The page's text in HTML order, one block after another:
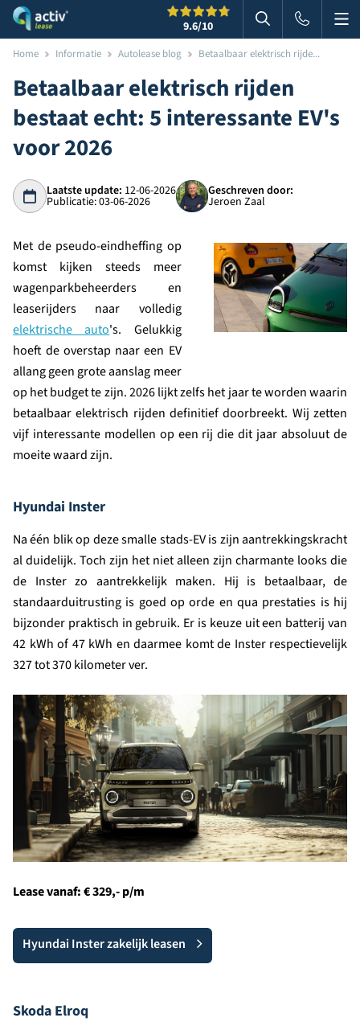
9.6/10 Zoeken in
Home Informatie Autolease blog Betaalbaar elektrisch rijde...
Betaalbaar elektrisch rijden
bestaat echt: 5 interessante EV's
voor 2026
Laatste update: 12-06-2026
Publicatie: 03-06-2026
Geschreven door:
Jeroen Zaal
Met de pseudo-eindheffing op
komst kijken steeds meer
wagenparkbeheerders en
leaserijders naar volledig
elektrische auto's. Gelukkig
hoeft de overstap naar een EV
allang geen grote aanslag meer
op het budget te zijn. 2026 lijkt zelfs het jaar te worden waarin
betaalbaar elektrisch rijden definitief doorbreekt. Wij zetten
vijf interessante modellen op een rij die dit jaar absoluut de
moeite waard zijn.
Hyundai Inster
Na één blik op deze smalle stads-EV is zijn aantrekkingskracht
al duidelijk. Toch zijn het niet alleen zijn charmante looks die
de Inster zo aantrekkelijk maken. Hij is betaalbaar, de
standaarduitrusting is goed op orde en qua prestaties is hij
bijzonder praktisch in gebruik. Er is keuze uit een batterij van
42 kWh of 47 kWh en daarmee komt de Inster respectievelijk
327 tot 370 kilometer ver.
Lease vanaf: € 329,-p/m
Hyundai Inster zakelijk leasen
Skoda Elroq